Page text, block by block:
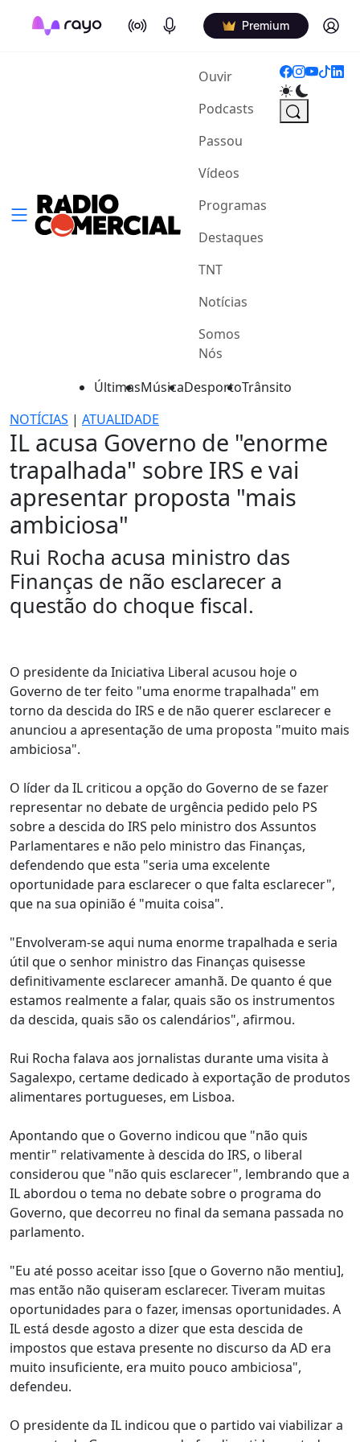
On Air Podcasts Premium Log in
Ouvir(current)
Podcasts
Passou
Vídeos
Programas
Destaques
TNT
Notícias
Somos
Nós
ÚltimasMúsicaDesportoTrânsito
NOTÍCIAS | ATUALIDADE
IL acusa Governo de "enorme
trapalhada" sobre IRS e vai
apresentar proposta "mais
ambiciosa"
Rui Rocha acusa ministro das
Finanças de não esclarecer a
questão do choque fiscal.
O presidente da Iniciativa Liberal acusou hoje o
Governo de ter feito "uma enorme trapalhada" em
torno da descida do IRS e de não querer esclarecer e
anunciou a apresentação de uma proposta "muito mais
ambiciosa".
O líder da IL criticou a opção do Governo de se fazer
representar no debate de urgência pedido pelo PS
sobre a descida do IRS pelo ministro dos Assuntos
Parlamentares e não pelo ministro das Finanças,
defendendo que esta "seria uma excelente
oportunidade para esclarecer o que falta esclarecer",
que na sua opinião é "muita coisa".
"Envolveram-se aqui numa enorme trapalhada e seria
útil que o senhor ministro das Finanças quisesse
definitivamente esclarecer amanhã. De quanto é que
estamos realmente a falar, quais são os instrumentos
da descida, quais são os calendários", afirmou.
Rui Rocha falava aos jornalistas durante uma visita à
Sagalexpo, certame dedicado à exportação de produtos
alimentares portugueses, em Lisboa.
Apontando que o Governo indicou que "não quis
mentir" relativamente à descida do IRS, o liberal
considerou que "não quis esclarecer", lembrando que a
IL abordou o tema no debate sobre o programa do
Governo, que decorreu no final da semana passada no
parlamento.
"Eu até posso aceitar isso [que o Governo não mentiu],
mas então não quiseram esclarecer. Tiveram muitas
oportunidades para o fazer, imensas oportunidades. A
IL está desde agosto a dizer que esta descida de
impostos que estava presente no discurso da AD era
muito insuficiente, era muito pouco ambiciosa",
defendeu.
O presidente da IL indicou que o partido vai viabilizar a